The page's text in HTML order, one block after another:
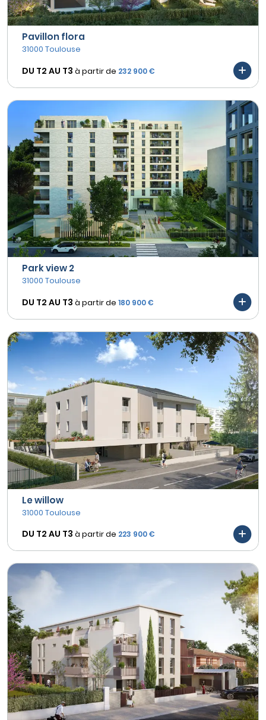
Pavillon flora
31000 Toulouse
DU T2 AU T3 à partir de 232 900 €
Park view 2
31000 Toulouse
DU T2 AU T3 à partir de 180 900 €
Le willow
31000 Toulouse
DU T2 AU T3 à partir de 223 900 €